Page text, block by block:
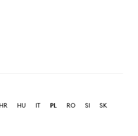
HR HU IT PL RO SI
SK